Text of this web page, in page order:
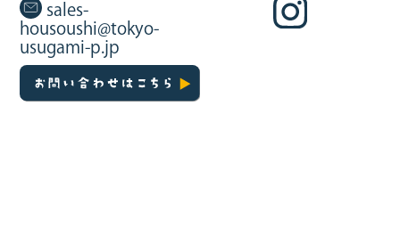
sales-
housoushi@tokyo-
usugami-p.jp